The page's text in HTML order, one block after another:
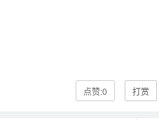
点赞:0 打赏